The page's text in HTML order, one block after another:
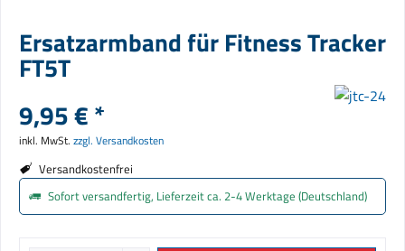
Ersatzarmband für Fitness Tracker
FT5T
9,95 € *
inkl. MwSt. zzgl. Versandkosten
Versandkostenfrei
Sofort versandfertig, Lieferzeit ca. 2-4 Werktage (Deutschland)